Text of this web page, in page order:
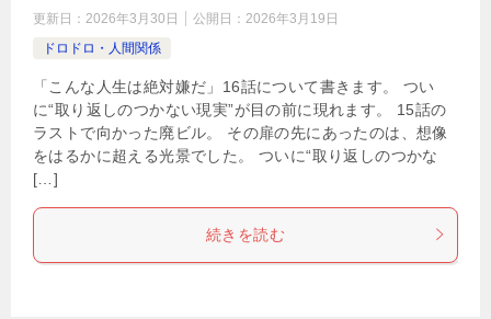
更新日： 2026年3月30日 公開日： 2026年3月19日
ドロドロ・人間関係
「こんな人生は絶対嫌だ」16話について書きます。 つい
に“取り返しのつかない現実”が目の前に現れます。 15話の
ラストで向かった廃ビル。 その扉の先にあったのは、想像
をはるかに超える光景でした。 ついに“取り返しのつかな
[…]
続きを読む